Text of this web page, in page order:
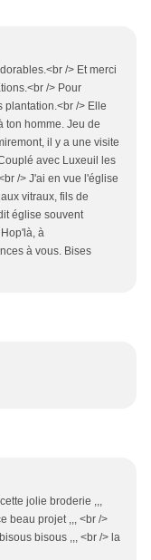
/> Et merci
/> Pour
plantation.<br /> Elle
ton homme. Jeu de
il y a une visite
avec Luxeuil les
/> J'ai en vue l'église
vitraux, fils de
église souvent
à
à vous. Bises
jolie broderie ,,,
beau projet ,,, <br />
bisous ,,, <br /> la